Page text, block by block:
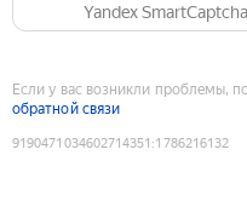
Yandex SmartCaptcha
Если у вас возникли проблемы,
обратной связи
9190471034602714351 :1786216132